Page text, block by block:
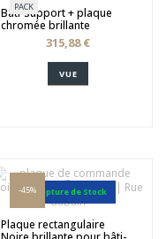
PACK
Bâti-support + plaque
chromée brillante
315,88 €
VUE
-45%Rupture de Stock
Plaque rectangulaire